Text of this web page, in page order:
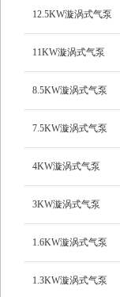
12.5KW漩涡式气泵
11KW漩涡式气泵
8.5KW漩涡式气泵
7.5KW漩涡式气泵
4KW漩涡式气泵
3KW漩涡式气泵
1.6KW漩涡式气泵
1.3KW漩涡式气泵